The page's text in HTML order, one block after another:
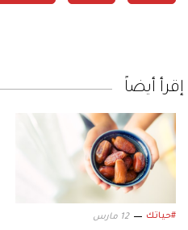
إقرأ أيضاً
#حياتك 12 مارس